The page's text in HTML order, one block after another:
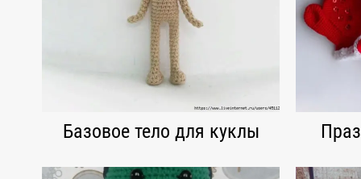
Базовое тело для куклы